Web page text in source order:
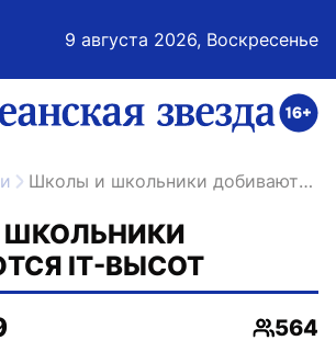
9 августа 2026, Воскресенье
ссылка на главную
Школы и школьники добиваются IT-высот
IT-ВЫСОТ
564